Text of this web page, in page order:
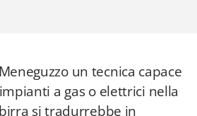
un tecnica capace
a gas o elettrici nella
si tradurrebbe in